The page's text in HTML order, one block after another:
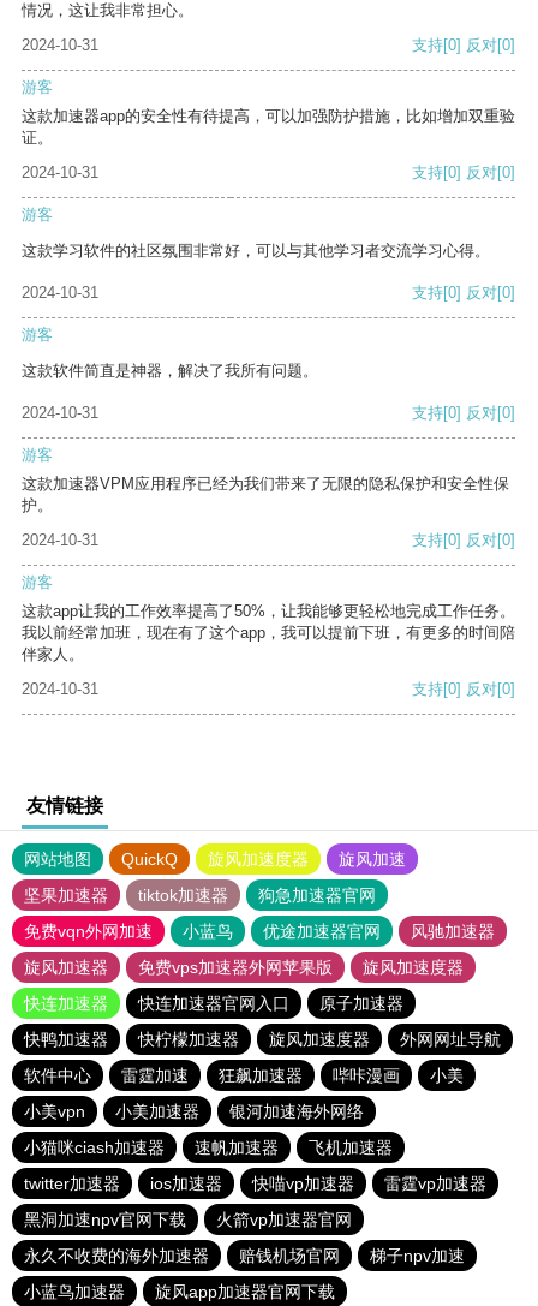
情况，这让我非常担心。
2024-10-31
支持[0] 反对[0]
游客
这款加速器app的安全性有待提高，可以加强防护措施，比如增加双重验
证。
2024-10-31
支持[0] 反对[0]
游客
这款学习软件的社区氛围非常好，可以与其他学习者交流学习心得。
2024-10-31 支持[0] 反对[0]
游客
这款软件简直是神器，解决了我所有问题。
2024-10-31 支持[0] 反对[0]
游客
这款加速器VPM应用程序已经为我们带来了无限的隐私保护和安全性保
护。
2024-10-31
支持[0] 反对[0]
游客
这款app让我的工作效率提高了50%，让我能够更轻松地完成工作任务。
我以前经常加班，现在有了这个app，我可以提前下班，有更多的时间陪
伴家人。
2024-10-31
支持[0] 反对[0]
友情链接
网站地图 QuickQ 旋风加速度器
旋风加速
坚果加速器
tiktok加速器
狗急加速器官网
免费vqn外网加速
小蓝鸟 优途加速器官网
风驰加速器
旋风加速器
免费vps加速器外网苹果版
旋风加速度器
快连加速器
快连加速器官网入口
原子加速器
快鸭加速器
快柠檬加速器 旋风加速度器
外网网址导航
软件中心
雷霆加速 狂飙加速器 哔咔漫画
小美
小美vpn
小美加速器
银河加速海外网络
小猫咪ciash加速器
速帆加速器
飞机加速器
twitter加速器
ios加速器 快喵vp加速器
雷霆vp加速器
黑洞加速npv官网下载
火箭vp加速器官网
永久不收费的海外加速器
赔钱机场官网
梯子npv加速
小蓝鸟加速器
旋风app加速器官网下载